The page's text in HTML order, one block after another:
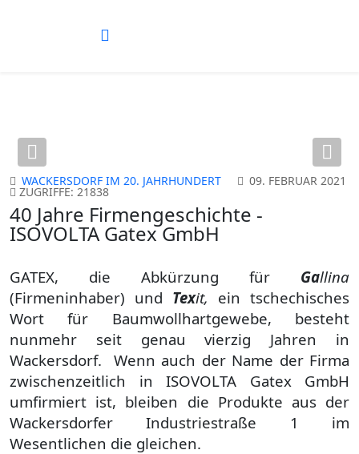
Previous
WACKERSDORF IM 20. JAHRHUNDERT 09. FEBRUAR 2021
ZUGRIFFE: 21838
40 Jahre Firmengeschichte -
ISOVOLTA Gatex GmbH
GATEX, die Abkürzung für Gallina
(Firmeninhaber) und Texit, ein tschechisches
Wort für Baumwollhartgewebe, besteht
nunmehr seit genau vierzig Jahren in
Wackersdorf. Wenn auch der Name der Firma
zwischenzeitlich in ISOVOLTA Gatex GmbH
umfirmiert ist, bleiben die Produkte aus der
Wackersdorfer Industriestraße 1 im
Wesentlichen die gleichen.